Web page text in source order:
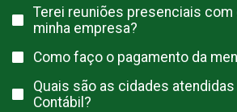
Terei reuniões presenciais com
minha empresa?
Como faço o pagamento da
Quais são as cidades atendidas
Contábil?